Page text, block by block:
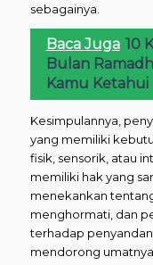
sebagainya.
Baca Juga 10
Bulan
Kamu Ketahui
Kesimpulannya,
yang memiliki
fisik, sensorik, atau
memiliki hak yang
menekankan
menghormati, dan
terhadap
mendorong